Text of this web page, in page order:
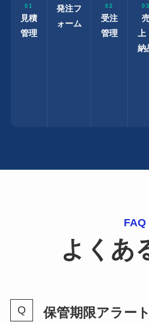
01
見積
管理
発注フ
ォーム
02
受注
管理
03
上
納
FAQ
よくあ
保管期限アラー